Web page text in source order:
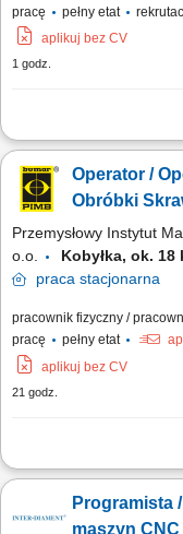
pracę
pełny etat
aplikuj bez CV
1 godz.
Obowiązki: Obsługa 3- i 5-
Monitorowanie przebiegu
ewentualnych modyfikacji;
ustawiania...
Operator /
Obróbki
Przemysłowy Instytut
o.o.
Kobyłka, ok.
praca stacjonarna
pracownik fizyczny /
pracę
pełny etat
aplikuj bez CV
21 godz.
Zakres obowiązków:
oraz realizacja zleceń
techniczną, samodzielne
maszyn, wykonywanie
Programista
maszyn CNC